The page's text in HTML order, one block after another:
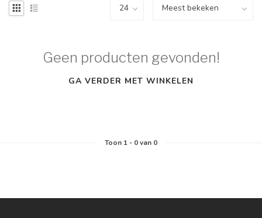
Geen producten gevonden!
GA VERDER MET WINKELEN
Toon 1- 0van 0